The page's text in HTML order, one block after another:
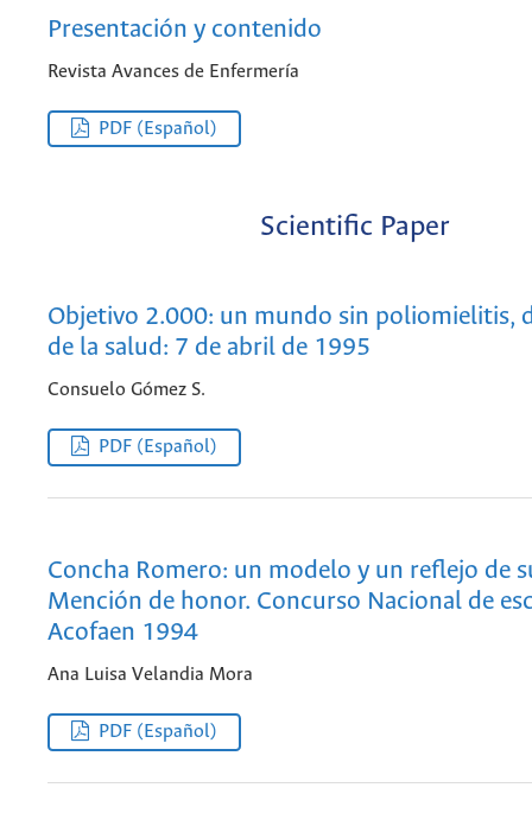
Presentación y contenido
Revista Avances de Enfermería
PDF (Español)
Scientific Paper
Objetivo 2.000: un mundo sin poliomielitis,
de la salud: 7 de abril de 1995
Consuelo Gómez S.
PDF (Español)
Concha Romero: un modelo y un reflejo de
Mención de honor. Concurso Nacional de
Acofaen 1994
Ana Luisa Velandia Mora
PDF (Español)